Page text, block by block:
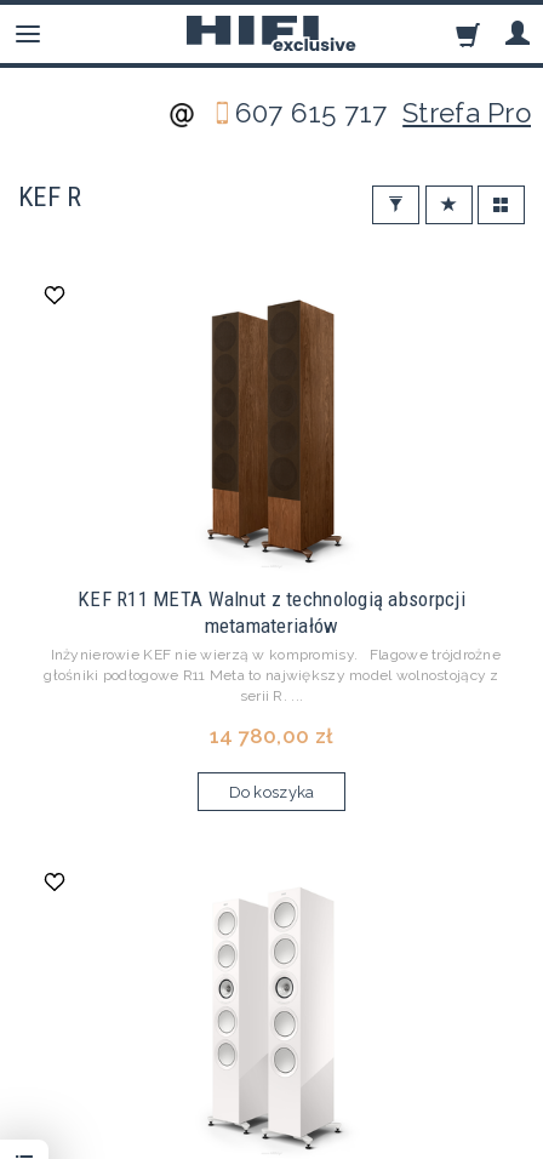
607 615 717Strefa Pro
KEF R
KEF R11 META Walnut z technologią absorpcji
metamateriałów
Inżynierowie KEF nie wierzą w kompromisy. Flagowe trójdrożne
głośniki podłogowe R11 Meta to największy model wolnostojący z
serii R. ...
14 780,00 zł
Do koszyka